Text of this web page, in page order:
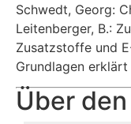
Schwedt, Georg:
Leitenberger, B.:
Zusatzstoffe und
Grundlagen erklärt
Über